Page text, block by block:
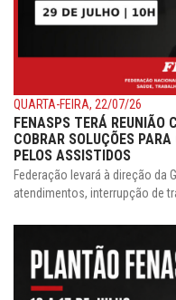
QUARTA-FEIRA, 22/07/26
FENASPS TERÁ REUNIÃO
COBRAR SOLUÇÕES
PELOS ASSISTIDOS
Federação levará à direção da
atendimentos, interrupção de